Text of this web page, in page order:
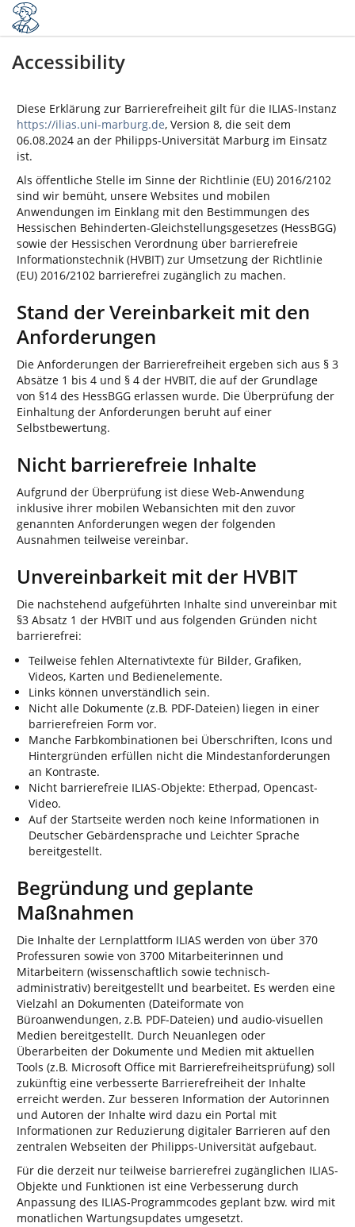
Accessibility
Diese Erklärung zur Barrierefreiheit gilt für die ILIAS-Instanz
https://ilias.uni-marburg.de, Version 8, die seit dem
06.08.2024 an der Philipps-Universität Marburg im Einsatz
ist.
Als öffentliche Stelle im Sinne der Richtlinie (EU) 2016/2102
sind wir bemüht, unsere Websites und mobilen
Anwendungen im Einklang mit den Bestimmungen des
Hessischen Behinderten-Gleichstellungsgesetzes (HessBGG)
sowie der Hessischen Verordnung über barrierefreie
Informationstechnik (HVBIT) zur Umsetzung der Richtlinie
(EU) 2016/2102 barrierefrei zugänglich zu machen.
Stand der Vereinbarkeit mit den
Anforderungen
Die Anforderungen der Barrierefreiheit ergeben sich aus § 3
Absätze 1 bis 4 und § 4 der HVBIT, die auf der Grundlage
von §14 des HessBGG erlassen wurde. Die Überprüfung der
Einhaltung der Anforderungen beruht auf einer
Selbstbewertung.
Nicht barrierefreie Inhalte
Aufgrund der Überprüfung ist diese Web-Anwendung
inklusive ihrer mobilen Webansichten mit den zuvor
genannten Anforderungen wegen der folgenden
Ausnahmen teilweise vereinbar.
Unvereinbarkeit mit der HVBIT
Die nachstehend aufgeführten Inhalte sind unvereinbar mit
§3 Absatz 1 der HVBIT und aus folgenden Gründen nicht
barrierefrei:
Teilweise fehlen Alternativtexte für Bilder, Grafiken,
Videos, Karten und Bedienelemente.
Links können unverständlich sein.
Nicht alle Dokumente (z.B. PDF-Dateien) liegen in einer
barrierefreien Form vor.
Manche Farbkombinationen bei Überschriften, Icons und
Hintergründen erfüllen nicht die Mindestanforderungen
an Kontraste.
Nicht barrierefreie ILIAS-Objekte: Etherpad, Opencast-
Video.
Auf der Startseite werden noch keine Informationen in
Deutscher Gebärdensprache und Leichter Sprache
bereitgestellt.
Begründung und geplante
Maßnahmen
Die Inhalte der Lernplattform ILIAS werden von über 370
Professuren sowie von 3700 Mitarbeiterinnen und
Mitarbeitern (wissenschaftlich sowie technisch-
administrativ) bereitgestellt und bearbeitet. Es werden eine
Vielzahl an Dokumenten (Dateiformate von
Büroanwendungen, z.B. PDF-Dateien) und audio-visuellen
Medien bereitgestellt. Durch Neuanlegen oder
Überarbeiten der Dokumente und Medien mit aktuellen
Tools (z.B. Microsoft Office mit Barrierefreiheitsprüfung) soll
zukünftig eine verbesserte Barrierefreiheit der Inhalte
erreicht werden. Zur besseren Information der Autorinnen
und Autoren der Inhalte wird dazu ein Portal mit
Informationen zur Reduzierung digitaler Barrieren auf den
zentralen Webseiten der Philipps-Universität aufgebaut.
Für die derzeit nur teilweise barrierefrei zugänglichen ILIAS-
Objekte und Funktionen ist eine Verbesserung durch
Anpassung des ILIAS-Programmcodes geplant bzw. wird mit
monatlichen Wartungsupdates umgesetzt.